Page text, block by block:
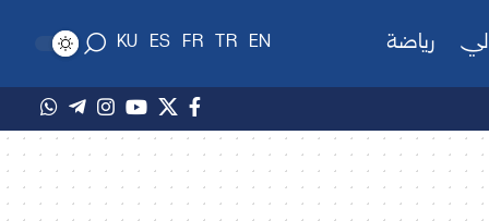
رياضة EN
TR
FR
ES
KU